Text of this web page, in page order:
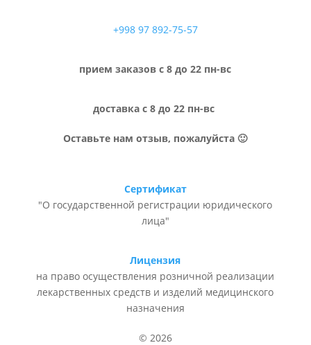
+998 97 892-75-57
прием заказов с 8 до 22 пн-вс
доставка с 8 до 22 пн-вс
Оставьте нам отзыв, пожалуйста 🙂
Сертификат
"О государственной регистрации юридического
лица"
Лицензия
на право осуществления розничной реализации
лекарственных средств и изделий медицинского
назначения
© 2026